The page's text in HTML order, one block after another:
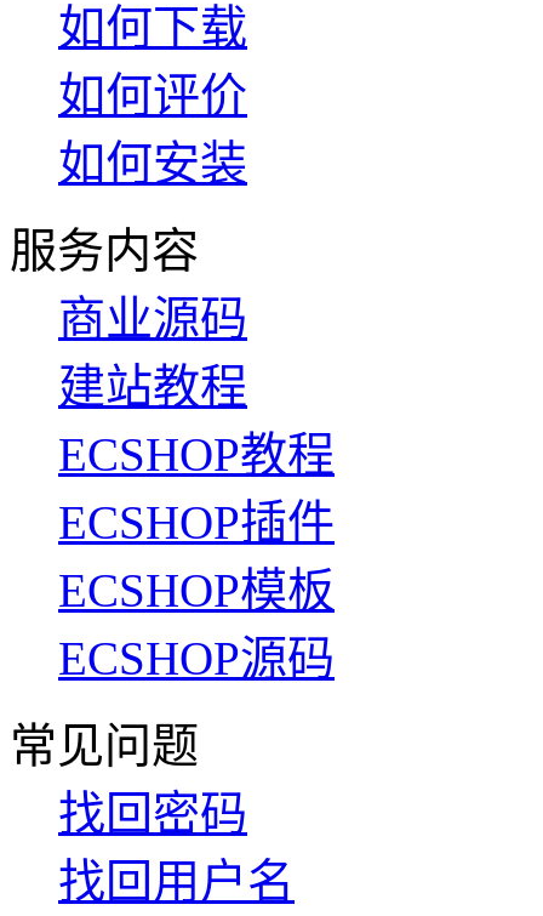
如何下载
如何评价
如何安装
服务内容
商业源码
建站教程
ECSHOP教程
ECSHOP插件
ECSHOP模板
ECSHOP源码
常见问题
找回密码
找回用户名